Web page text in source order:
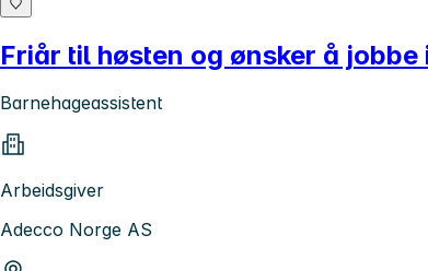
Friår til høsten og ønsker å jobbe
Barnehageassistent
Arbeidsgiver
Adecco Norge AS